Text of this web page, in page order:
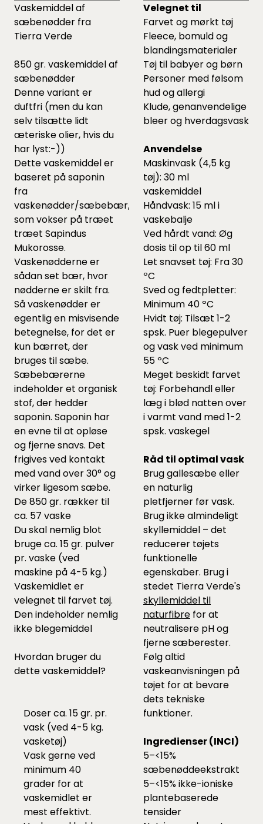
Vaskemiddel af
sæbenødder fra
Tierra Verde
850 gr. vaskemiddel af
sæbenødder
Denne variant er
duftfri (men du kan
selv tilsætte lidt
æteriske olier, hvis du
har lyst:-))
Dette vaskemiddel er
baseret på saponin
fra
vaskenødder/sæbebær,
som vokser på træet
træet Sapindus
Mukorosse.
Vaskenødderne er
sådan set bær, hvor
nødderne er skilt fra.
Så vaskenødder er
egentlig en misvisende
betegnelse, for det er
kun bærret, der
bruges til sæbe.
Sæbebærerne
indeholder et organisk
stof, der hedder
saponin. Saponin har
en evne til at opløse
og fjerne snavs. Det
frigives ved kontakt
med vand over 30° og
virker ligesom sæbe.
De 850 gr. rækker til
ca. 57 vaske
Du skal nemlig blot
bruge ca. 15 gr. pulver
pr. vaske (ved
maskine på 4-5 kg.)
Vaskemidlet er
velegnet til farvet tøj.
Den indeholder nemlig
ikke blegemiddel
Hvordan bruger du
dette vaskemiddel?
Doser ca. 15 gr. pr.
vask (ved 4-5 kg.
vasketøj)
Vask gerne ved
minimum 40
grader for at
vaskemidlet er
mest effektivt.
Velegnet til
Farvet og mørkt tøj
Fleece, bomuld og
blandingsmaterialer
Tøj til babyer og børn
Personer med følsom
hud og allergi
Klude, genanvendelige
bleer og hverdagsvask
Anvendelse
Maskinvask (4,5 kg
tøj): 30 ml
vaskemiddel
Håndvask: 15 ml i
vaskebalje
Ved hårdt vand: Øg
dosis til op til 60 ml
Let snavset tøj: Fra 30
ºC
Sved og fedtpletter:
Minimum 40 ºC
Hvidt tøj: Tilsæt 1-2
spsk. Puer blegepulver
og vask ved minimum
55 ºC
Meget beskidt farvet
tøj: Forbehandl eller
læg i blød natten over
i varmt vand med 1-2
spsk. vaskegel
Råd til optimal vask
Brug gallesæbe eller
en naturlig
pletfjerner før vask.
Brug ikke almindeligt
skyllemiddel – det
reducerer tøjets
funktionelle
egenskaber. Brug i
stedet Tierra Verde's
skyllemiddel til
naturfibre for at
neutralisere pH og
fjerne sæberester.
Følg altid
vaskeanvisningen på
tøjet for at bevare
dets tekniske
funktioner.
Ingredienser (INCI)
5–<15%
sæbenøddeekstrakt
5–<15% ikke-ioniske
plantebaserede
tensider